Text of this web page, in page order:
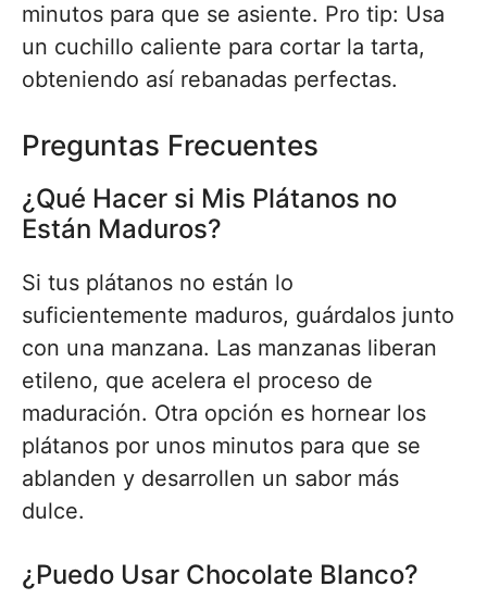
minutos para que se asiente. Pro tip: Usa
un cuchillo caliente para cortar la tarta,
obteniendo así rebanadas perfectas.
Preguntas Frecuentes
¿Qué Hacer si Mis Plátanos no
Están Maduros?
Si tus plátanos no están lo
suficientemente maduros, guárdalos junto
con una manzana. Las manzanas liberan
etileno, que acelera el proceso de
maduración. Otra opción es hornear los
plátanos por unos minutos para que se
ablanden y desarrollen un sabor más
dulce.
¿Puedo Usar Chocolate Blanco?